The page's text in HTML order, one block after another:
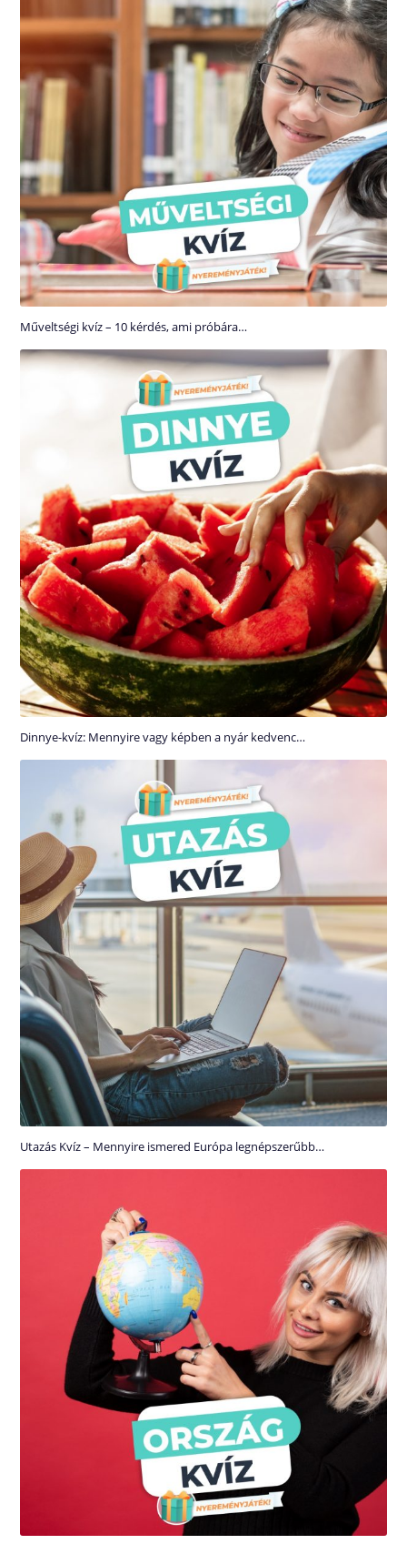
Műveltségi kvíz – 10 kérdés, ami próbára…
Dinnye-kvíz: Mennyire vagy képben a nyár kedvenc…
Utazás Kvíz – Mennyire ismered Európa legnépszerűbb…